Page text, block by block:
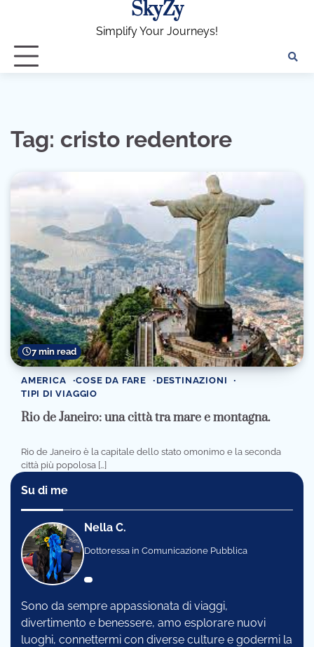
SkyZy
Simplify Your Journeys!
Tag: cristo redentore
7 min read
AMERICA COSE DA FARE
DESTINAZIONI
TIPI DI VIAGGIO
Rio de Janeiro: una città tra mare e montagna.
Rio de Janeiro è la capitale dello stato omonimo e la seconda
città più popolosa […]
Su di me
Nella C.
Dottoressa in Comunicazione Pubblica
Sono da sempre appassionata di viaggi,
divertimento e benessere, amo esplorare nuovi
luoghi, connettermi con diverse culture e godermi la